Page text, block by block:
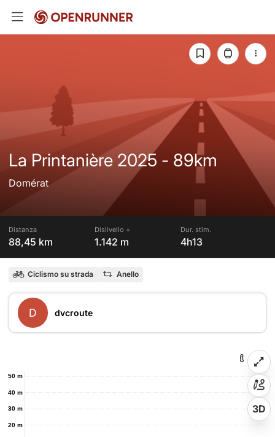
La Printanière 2025 - 89km
Domérat
Distanza
88,45 km
Dislivello +
1.142 m
Dur. stim.
4h13
Ciclismo su strada Anello
D dvcroute
20 m
30 m
40 m
50 m
3D